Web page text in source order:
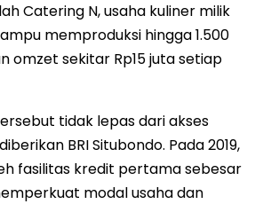
Catering N, usaha kuliner milik
memproduksi hingga 1.500
omzet sekitar Rp15 juta setiap
tidak lepas dari akses
BRI Situbondo. Pada 2019,
fasilitas kredit pertama sebesar
modal usaha dan